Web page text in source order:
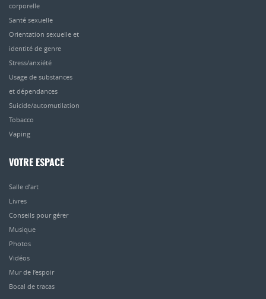
corporelle
Santé sexuelle
Orientation sexuelle et
identité de genre
Stress/anxiété
Usage de substances
et dépendances
Suicide/automutilation
Tobacco
Vaping
VOTRE ESPACE
Salle d’art
Livres
Conseils pour gérer
Musique
Photos
Vidéos
Mur de l’espoir
Bocal de tracas